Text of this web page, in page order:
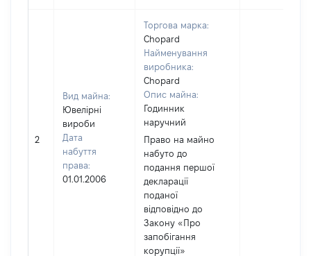
2
Вид майна:
Ювелірні
вироби
Дата
набуття
права:
01.01.2006
Торгова марка:
Chopard
Найменування
виробника:
Chopard
Опис майна:
Годинник
наручний
Право на майно
набуто до
подання першої
декларації
поданої
відповідно до
Закону «Про
запобігання
корупції»